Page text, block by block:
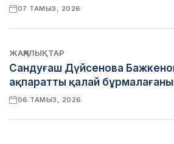
07 ТАМЫЗ, 2026
ЖАҢАЛЫҚТАР
Сандуғаш Дүйсенова
ақпаратты қалай
06 ТАМЫЗ, 2026